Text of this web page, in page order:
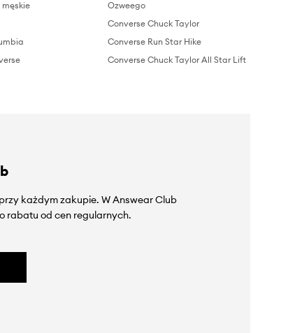
męskie
Ozweego
Converse Chuck Taylor
Converse Run Star Hike
Converse Chuck Taylor All Star Lift
każdym zakupie. W Answear Club
rabatu od cen regularnych.